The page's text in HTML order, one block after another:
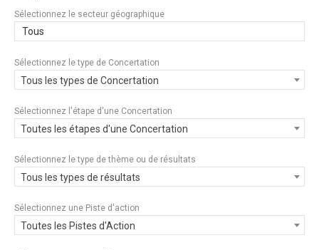
Sélectionnez le secteur géographique
Tous
Sélectionnez le type de Concertation
Tous les types de Concertation
Sélectionnez l'étape d'une Concertation
Toutes les étapes d'une Concertation
Sélectionnez le type de thème ou de résultats
Tous les types de résultats
Sélectionnez une Piste d'action
Toutes les Pistes d'Action